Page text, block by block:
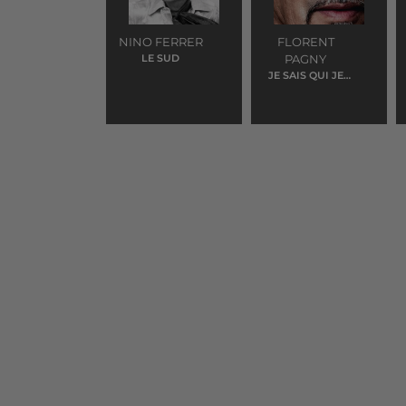
NINO FERRER
LE SUD
FLORENT
PAGNY
JE SAIS QUI JE